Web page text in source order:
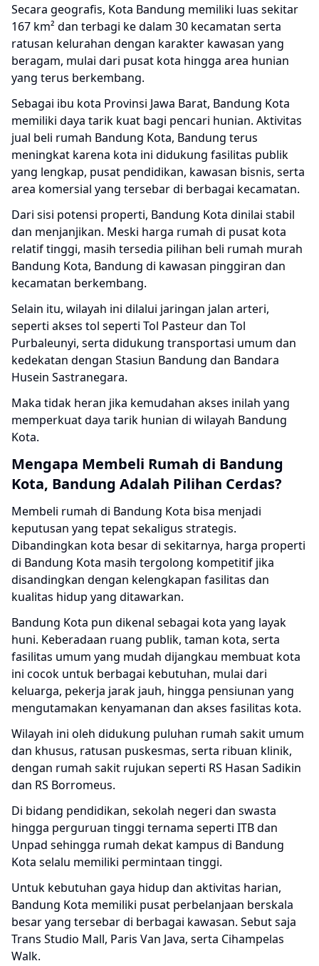
Secara geografis, Kota Bandung memiliki luas sekitar
167 km² dan terbagi ke dalam 30 kecamatan serta
ratusan kelurahan dengan karakter kawasan yang
beragam, mulai dari pusat kota hingga area hunian
yang terus berkembang.
Sebagai ibu kota Provinsi Jawa Barat, Bandung Kota
memiliki daya tarik kuat bagi pencari hunian. Aktivitas
jual beli rumah Bandung Kota, Bandung terus
meningkat karena kota ini didukung fasilitas publik
yang lengkap, pusat pendidikan, kawasan bisnis, serta
area komersial yang tersebar di berbagai kecamatan.
Dari sisi potensi properti, Bandung Kota dinilai stabil
dan menjanjikan. Meski harga rumah di pusat kota
relatif tinggi, masih tersedia pilihan beli rumah murah
Bandung Kota, Bandung di kawasan pinggiran dan
kecamatan berkembang.
Selain itu, wilayah ini dilalui jaringan jalan arteri,
seperti akses tol seperti Tol Pasteur dan Tol
Purbaleunyi, serta didukung transportasi umum dan
kedekatan dengan Stasiun Bandung dan Bandara
Husein Sastranegara.
Maka tidak heran jika kemudahan akses inilah yang
memperkuat daya tarik hunian di wilayah Bandung
Kota.
Mengapa Membeli Rumah di Bandung
Kota, Bandung Adalah Pilihan Cerdas?
Membeli rumah di Bandung Kota bisa menjadi
keputusan yang tepat sekaligus strategis.
Dibandingkan kota besar di sekitarnya, harga properti
di Bandung Kota masih tergolong kompetitif jika
disandingkan dengan kelengkapan fasilitas dan
kualitas hidup yang ditawarkan.
Bandung Kota pun dikenal sebagai kota yang layak
huni. Keberadaan ruang publik, taman kota, serta
fasilitas umum yang mudah dijangkau membuat kota
ini cocok untuk berbagai kebutuhan, mulai dari
keluarga, pekerja jarak jauh, hingga pensiunan yang
mengutamakan kenyamanan dan akses fasilitas kota.
Wilayah ini oleh didukung puluhan rumah sakit umum
dan khusus, ratusan puskesmas, serta ribuan klinik,
dengan rumah sakit rujukan seperti RS Hasan Sadikin
dan RS Borromeus.
Di bidang pendidikan, sekolah negeri dan swasta
hingga perguruan tinggi ternama seperti ITB dan
Unpad sehingga rumah dekat kampus di Bandung
Kota selalu memiliki permintaan tinggi.
Untuk kebutuhan gaya hidup dan aktivitas harian,
Bandung Kota memiliki pusat perbelanjaan berskala
besar yang tersebar di berbagai kawasan. Sebut saja
Trans Studio Mall, Paris Van Java, serta Cihampelas
Walk.